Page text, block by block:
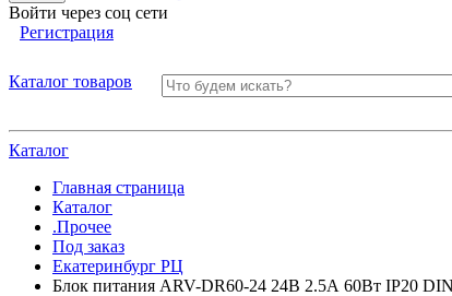
Войти через соц сети
Регистрация
Каталог товаров
Каталог
Главная страница
Каталог
.Прочее
Под заказ
Екатеринбург РЦ
Блок питания ARV-DR60-24 24В 2.5А 60Вт IP20